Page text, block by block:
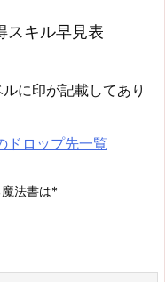
スキル早見表
に印が記載してあり
ドロップ先一覧
法書は*